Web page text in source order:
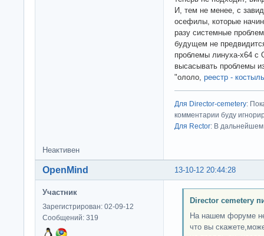
И, тем не менее, с
осефилы, которые
разу системные
будущем не
проблемы линуха-x64 с
высасывать проблемы
"ололо, реестр - костыль
Для Director-cemetery:
комментарии буду
Для Rector: В дальнейшем
Неактивен
13-10-12 20:44:28
OpenMind
Участник
Зарегистрирован: 02-09-12
Сообщений: 319
Director cemetery
На нашем форуме
что вы